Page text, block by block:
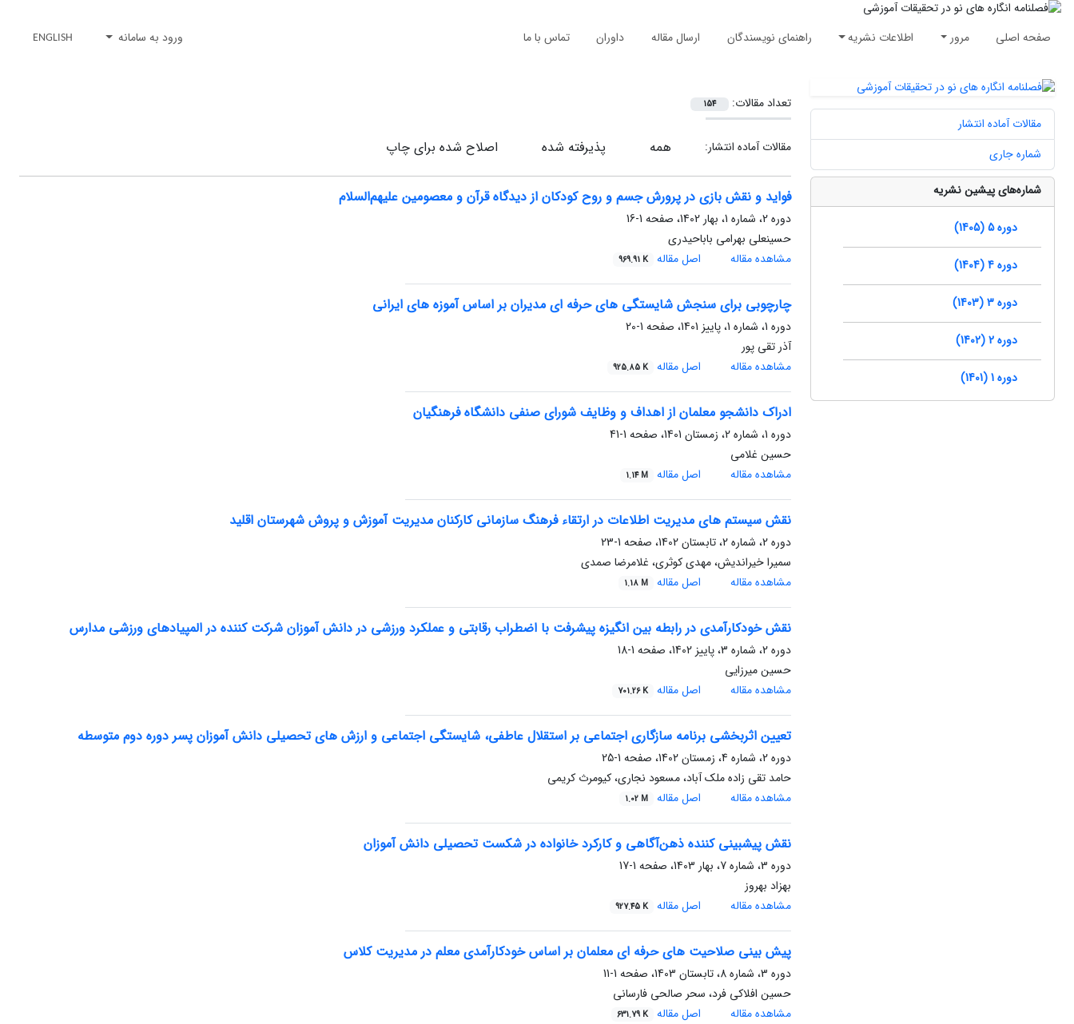
صفحه اصلی مرور اطلاعات نشریه راهنمای نویسندگان ارسال مقاله داوران تماس با ما ورود به سامانه ENGLISH
تعداد مقالات: 154
مقالات آماده انتشار: همه پذیرفته شده اصلاح شده برای چاپ
فواید و نقش بازی در پرورش جسم و روح کودکان از دیدگاه قرآن و معصومین علیهم‌السلام
دوره 2، شماره 1، بهار 1402، صفحه
1-16
حسینعلی بهرامی باباحیدری
مشاهده مقاله
اصل مقاله 969.91 K
چارچوبی برای سنجش شایستگی های حرفه ای مدیران بر اساس آموزه های ایرانی
دوره 1، شماره 1، پاییز 1401، صفحه
1-20
آذر تقی پور
مشاهده مقاله
اصل مقاله 925.85 K
ادراک دانشجو معلمان از اهداف و وظایف شورای صنفی دانشگاه فرهنگیان
دوره 1، شماره 2، زمستان 1401، صفحه
1-41
حسین غلامی
مشاهده مقاله
اصل مقاله 1.14 M
نقش سیستم های مدیریت اطلاعات در ارتقاء فرهنگ سازمانی کارکنان مدیریت آموزش و پروش شهرستان اقلید
دوره 2، شماره 2، تابستان 1402، صفحه
1-23
سمیرا خیراندیش، مهدی کوثری، غلامرضا صمدی
مشاهده مقاله
اصل مقاله 1.18 M
نقش خودکارآمدی در رابطه بین انگیزه پیشرفت با اضطراب رقابتی و عملکرد ورزشی در دانش آموزان شرکت کننده در المپیادهای ورزشی مدارس
دوره 2، شماره 3، پاییز 1402، صفحه
1-18
حسین میرزایی
مشاهده مقاله
اصل مقاله 701.26 K
تعیین اثربخشی برنامه سازگاری اجتماعی بر استقلال عاطفی، شایستگی اجتماعی و ارزش های تحصیلی دانش آموزان پسر دوره دوم متوسطه
دوره 2، شماره 4، زمستان 1402، صفحه
1-25
حامد تقی زاده ملک آباد، مسعود نجاری، کیومرث کریمی
مشاهده مقاله
اصل مقاله 1.02 M
نقش پیش‏بینی کننده ذهن‌آگاهی و کارکرد خانواده در شکست تحصیلی دانش‏ آموزان
دوره 3، شماره 7، بهار 1403، صفحه
1-17
بهزاد بهروز
مشاهده مقاله
اصل مقاله 927.45 K
پیش بینی صلاحیت های حرفه ای معلمان بر اساس خودکارآمدی معلم در مدیریت کلاس
دوره 3، شماره 8، تابستان 1403، صفحه
1-11
حسین افلاکی فرد، سحر صالحی فارسانی
مشاهده مقاله
اصل مقاله 631.79 K
مقالات آماده انتشار
شماره جاری
شماره‌های پیشین نشریه
دوره 5 (1405)
دوره 4 (1404)
دوره 3 (1403)
دوره 2 (1402)
دوره 1 (1401)